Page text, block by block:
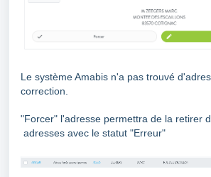
Le système Amabis n'a pas trouvé
correction.
"Forcer" l'adresse permettra de la retirer
adresses avec le statut "Erreur"